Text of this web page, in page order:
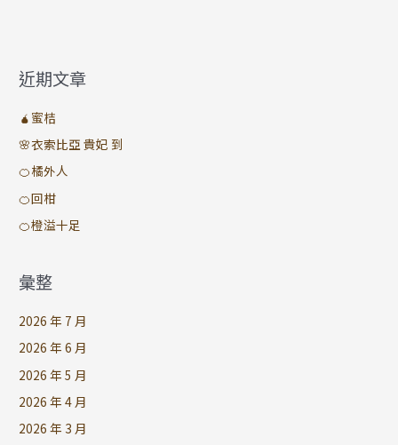
近期文章
🧉蜜桔
🌸衣索比亞 貴妃 到
🍊橘外人
🍊回柑
🍊橙溢十足
彙整
2026 年 7 月
2026 年 6 月
2026 年 5 月
2026 年 4 月
2026 年 3 月